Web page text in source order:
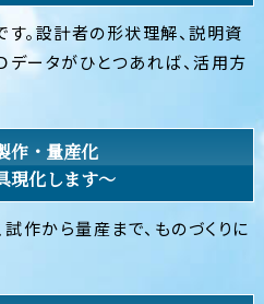
す。設計者の形状理解、説明資
データがひとつあれば、活用方
作・量産化
現化します〜
作から量産まで、ものづくりに